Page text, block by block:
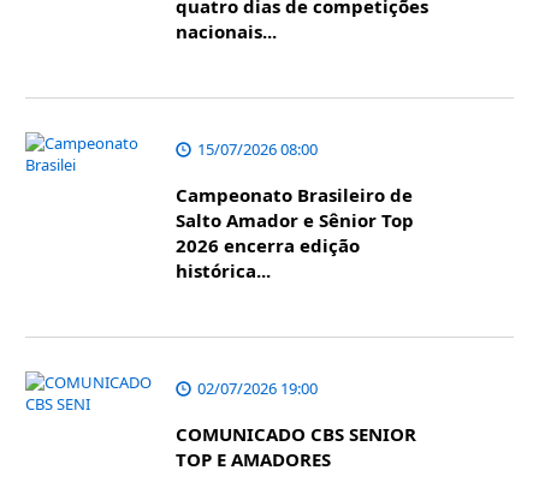
quatro dias de competições
nacionais...
15/07/2026 08:00
Campeonato Brasileiro de
Salto Amador e Sênior Top
2026 encerra edição
histórica...
02/07/2026 19:00
COMUNICADO CBS SENIOR
TOP E AMADORES